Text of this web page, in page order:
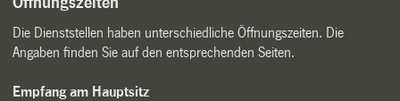
Die Dienststellen haben unterschiedliche Öffnungszeiten. Die
Angaben finden Sie auf den entsprechenden Seiten.
Empfang am Hauptsitz